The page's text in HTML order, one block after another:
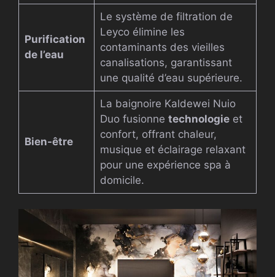
Purification
de l’eau
Le système de filtration de
Leyco élimine les
contaminants des vieilles
canalisations, garantissant
une qualité d’eau supérieure.
Bien-être
La baignoire Kaldewei Nuio
Duo fusionne technologieet
confort, offrant chaleur,
musique et éclairage relaxant
pour une expérience spa à
domicile.